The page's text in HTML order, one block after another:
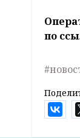
по